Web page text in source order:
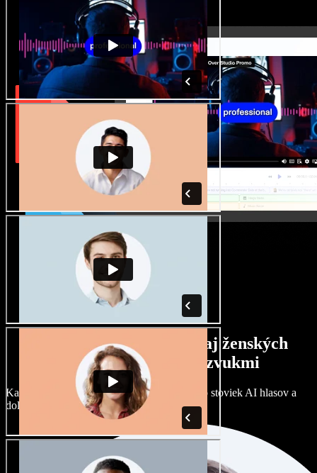
Široký výber mužských aj ženských
hlasov s rôznymi prízvukmi
Každý projekt môže znieť inak. Vyberte si zo stoviek AI hlasov a
dolaďte si ich podľa seba.